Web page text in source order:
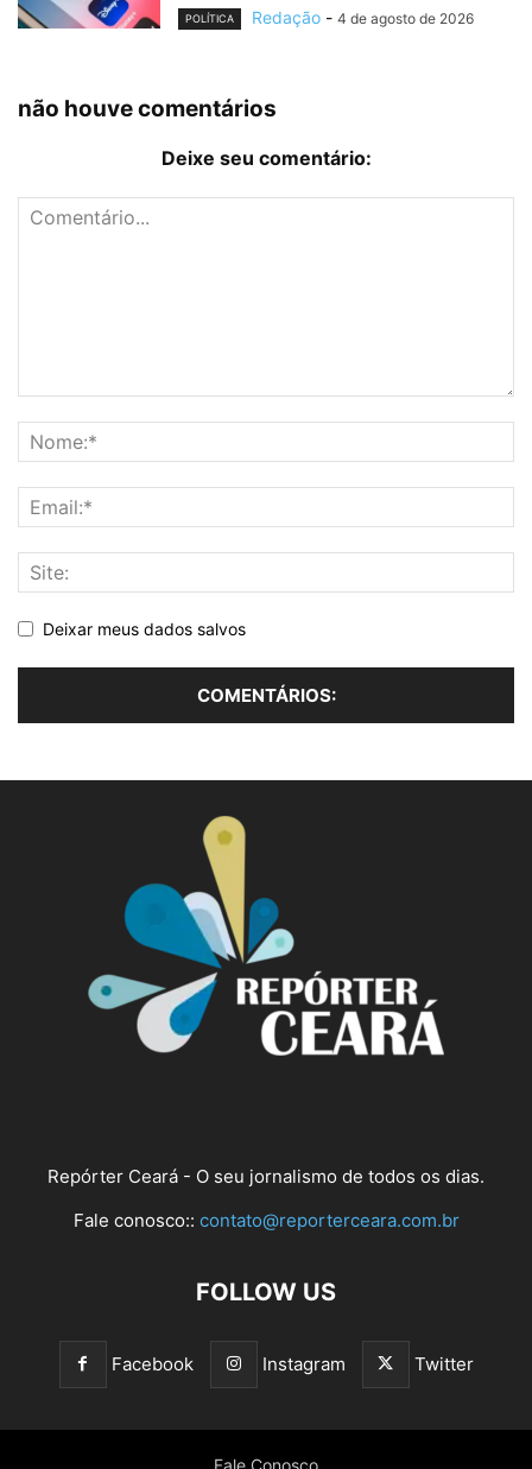
POLÍTICA Redação - 4 de agosto de 2026
não houve comentários
Deixe seu comentário:
Deixar meus dados salvos
Repórter Ceará - O seu jornalismo de todos os dias.
Fale conosco:: contato@reporterceara.com.br
FOLLOW US
Facebook Instagram Twitter
Fale Conosco